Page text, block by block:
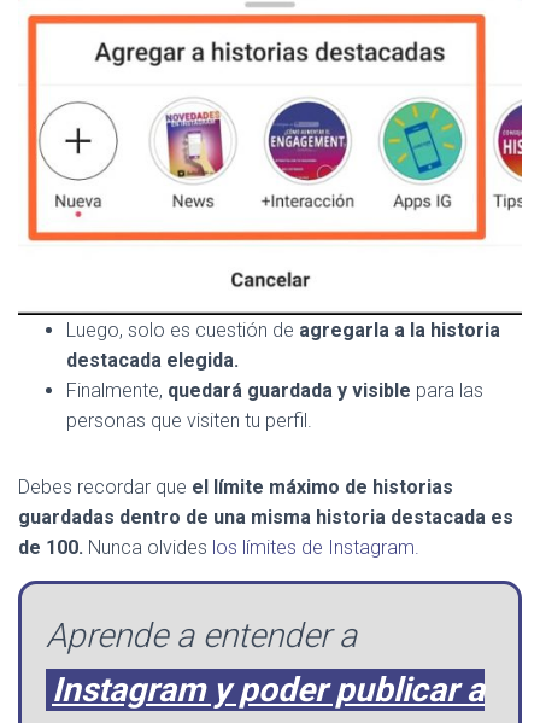
Luego, solo es cuestión de agregarla a la historia
destacada elegida.
Finalmente, quedará guardada y visible para las
personas que visiten tu perfil.
Debes recordar que el límite máximo de historias
guardadas dentro de una misma historia destacada es
de 100. Nunca olvides los límites de Instagram.
Aprende a entender a
Instagram y poder publicar a